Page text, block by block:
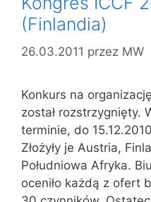
(Finlandia)
26.03.2011 przez MW
Konkurs na
został rozstrzygnięty.
terminie, do
Złożyły je Austria,
Południowa Afryka.
oceniło każdą z ofert